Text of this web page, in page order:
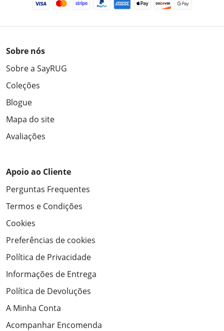
Sobre nós
Sobre a SayRUG
Coleções
Blogue
Mapa do site
Avaliações
Apoio ao Cliente
Perguntas Frequentes
Termos e Condições
Cookies
Preferências de cookies
Política de Privacidade
Informações de Entrega
Política de Devoluções
A Minha Conta
Acompanhar Encomenda